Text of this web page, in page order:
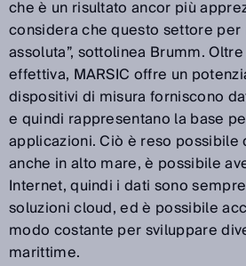
che è un risultato ancor più
considera che questo settore per
assoluta”, sottolinea Brumm.
effettiva, MARSIC offre un
dispositivi di misura forniscono
e quindi rappresentano la base
applicazioni. Ciò è reso possibile
anche in alto mare, è possibile
Internet, quindi i dati sono
soluzioni cloud, ed è possibile
modo costante per sviluppare
marittime.